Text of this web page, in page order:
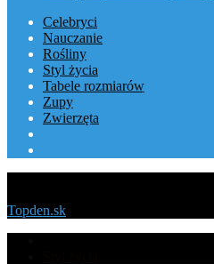
Celebryci
Nauczanie
Rośliny
Styl życia
Tabele rozmiarów
Zupy
Zwierzęta
Topden.sk